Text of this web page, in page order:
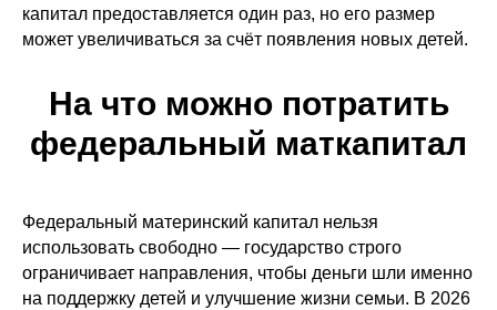
капитал предоставляется один раз, но его размер
может увеличиваться за счёт появления новых детей.
На что можно потратить
федеральный маткапитал
Федеральный материнский капитал нельзя
использовать свободно — государство строго
ограничивает направления, чтобы деньги шли именно
на поддержку детей и улучшение жизни семьи. В 2026